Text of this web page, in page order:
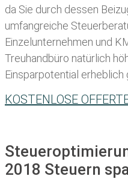
da Sie durch dessen
umfangreiche
Einzelunternehmen und
Treuhandbüro natürlich
Einsparpotential erheblich
KOSTENLOSE
2018 Steuern